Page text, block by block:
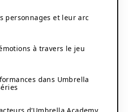
personnages et leur arc
à travers le jeu
dans Umbrella
d’Umbrella Academy